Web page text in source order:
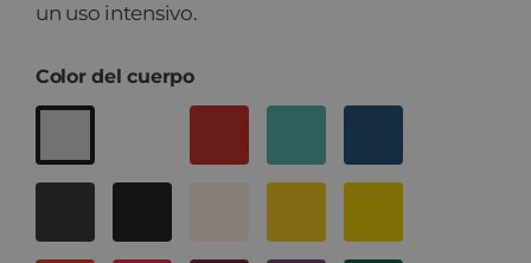
un uso intensivo.
Color del cuerpo